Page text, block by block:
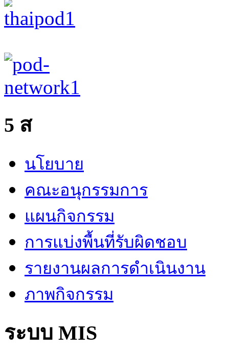
luxury
shop
5 ส
นโยบาย
คณะอนุกรรมการ
แผนกิจกรรม
การแบ่งพื้นที่รับผิดชอบ
รายงานผลการดำเนินงาน
ภาพกิจกรรม
ระบบ MIS